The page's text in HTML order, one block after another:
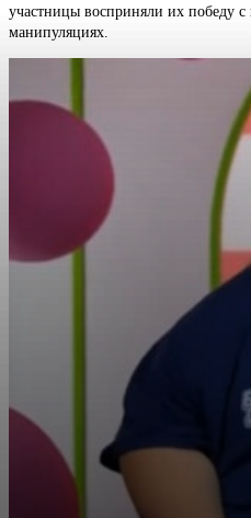
участницы восприняли их победу
манипуляциях.